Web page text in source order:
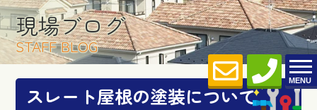
MENU
現場ブログ
STAFF BLOG
スレート屋根の塗装について